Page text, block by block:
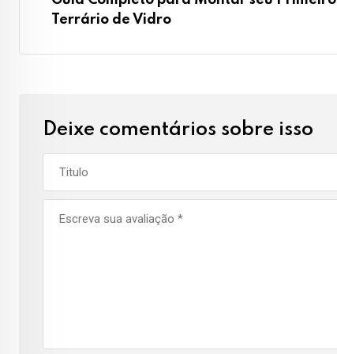
Terrário de Vidro
Deixe comentários sobre isso